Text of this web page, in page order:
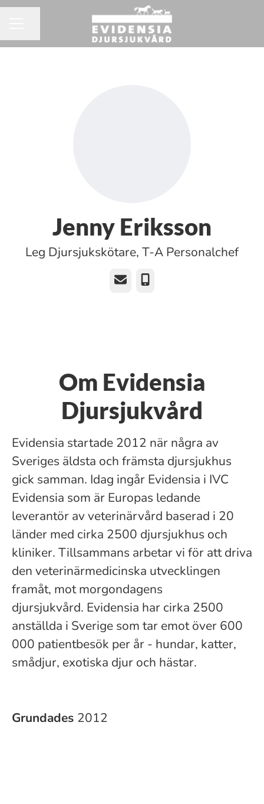
Jenny Eriksson
Leg Djursjukskötare, T-A Personalchef
E-post Telefon
Om Evidensia
Djursjukvård
Evidensia startade 2012 när några av
Sveriges äldsta och främsta djursjukhus
gick samman. Idag ingår Evidensia i IVC
Evidensia som är Europas ledande
leverantör av veterinärvård baserad i 20
länder med cirka 2500 djursjukhus och
kliniker. Tillsammans arbetar vi för att driva
den veterinärmedicinska utvecklingen
framåt, mot morgondagens
djursjukvård. Evidensia har cirka 2500
anställda i Sverige som tar emot över 600
000 patientbesök per år - hundar, katter,
smådjur, exotiska djur och hästar.
Grundades 2012